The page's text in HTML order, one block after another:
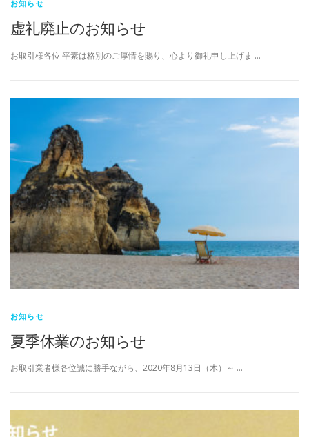
お知らせ
虚礼廃止のお知らせ
お取引様各位 平素は格別のご厚情を賜り、心より御礼申し上げま …
お知らせ
夏季休業のお知らせ
お取引業者様各位誠に勝手ながら、2020年8月13日（木）～ …